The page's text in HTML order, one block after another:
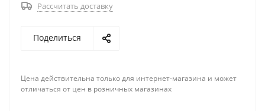
Рассчитать доставку
Поделиться
Цена действительна только для интернет-магазина и может
отличаться от цен в розничных магазинах